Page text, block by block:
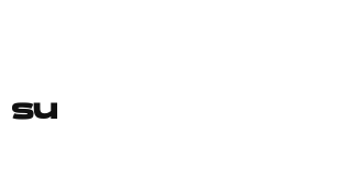
su